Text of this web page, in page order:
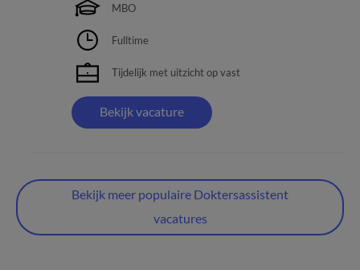
MBO
Fulltime
Tijdelijk met uitzicht op vast
Bekijk vacature
Bekijk meer populaire Doktersassistent
vacatures